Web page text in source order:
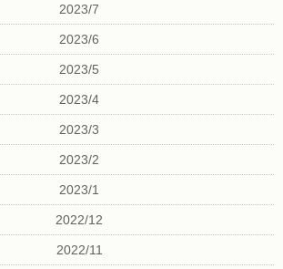
2023/7
2023/6
2023/5
2023/4
2023/3
2023/2
2023/1
2022/12
2022/11